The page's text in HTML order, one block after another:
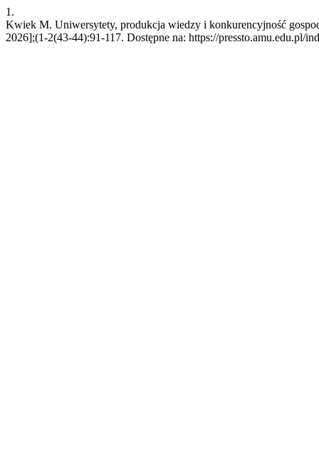
1.
Kwiek M. Uniwersytety, produkcja wiedzy i konkurencyjność
2026];(1-2(43-44):91-117. Dostępne na: https://pressto.amu.edu.pl/